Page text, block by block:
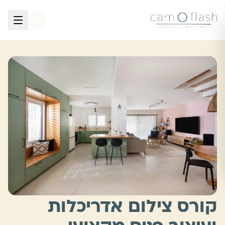
קורס צילום אדריכלות